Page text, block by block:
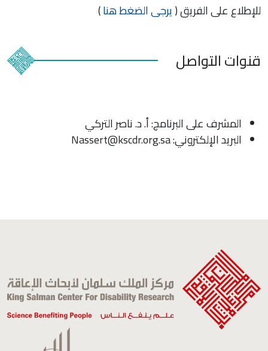
للإطلاع على الفريق (يرجى الضغط هنا)
قنوات التواصل
المشرف على البرنامج: أ. د. ناصر التركي
البريد الإلكتروني: Nassert@kscdr.org.sa